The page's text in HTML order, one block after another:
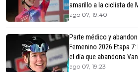
amarillo a la ciclista de
ago 07, 19:40
Parte médico y
Femenino 2026 Etapa
el día que abandona
ago 07, 19:23